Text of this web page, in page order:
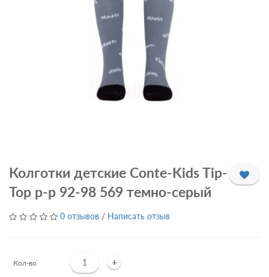
Колготки детские Conte-Kids Tip-
Top р-р 92-98 569 темно-серый
0 отзывов / Написать отзыв
Кол-во +